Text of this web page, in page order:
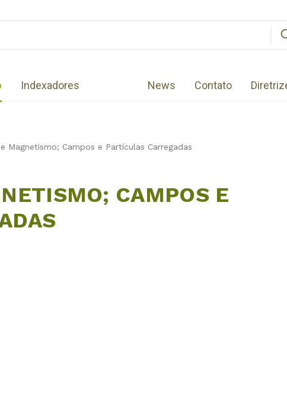
Indexadores News Contato
Magnetismo; Campos e Partículas Carregadas
CAMPOS E